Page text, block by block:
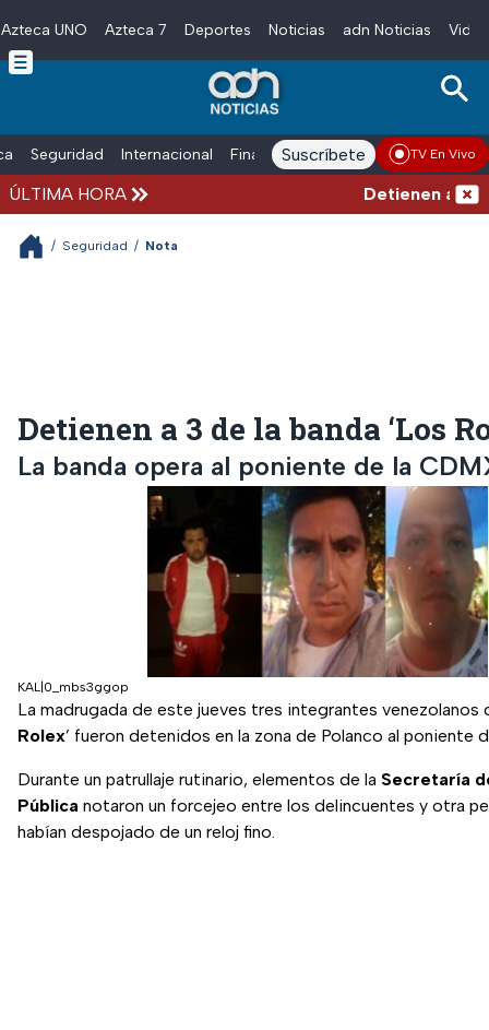
Skip to main content
Azteca UNO Azteca 7 Deportes Noticias adn Noticias
Seguridad Internacional Finanzas adn Noticias Radio
Suscríbete TV En Vivo
ÚLTIMA HORA Detienen al
/ Seguridad / Nota
Detienen a 3 de la banda ‘Los
La banda opera al poniente de la
KAL|0_mbs3ggop
La madrugada de este jueves tres integrantes venezolanos
Rolex’ fueron detenidos en la zona de Polanco al poniente
Durante un patrullaje rutinario, elementos de la Secretaría
Pública notaron un forcejeo entre los delincuentes y otra
habían despojado de un reloj fino.